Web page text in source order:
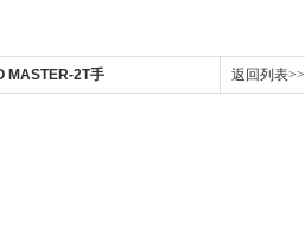
MASTER-2T手 返回列表>>